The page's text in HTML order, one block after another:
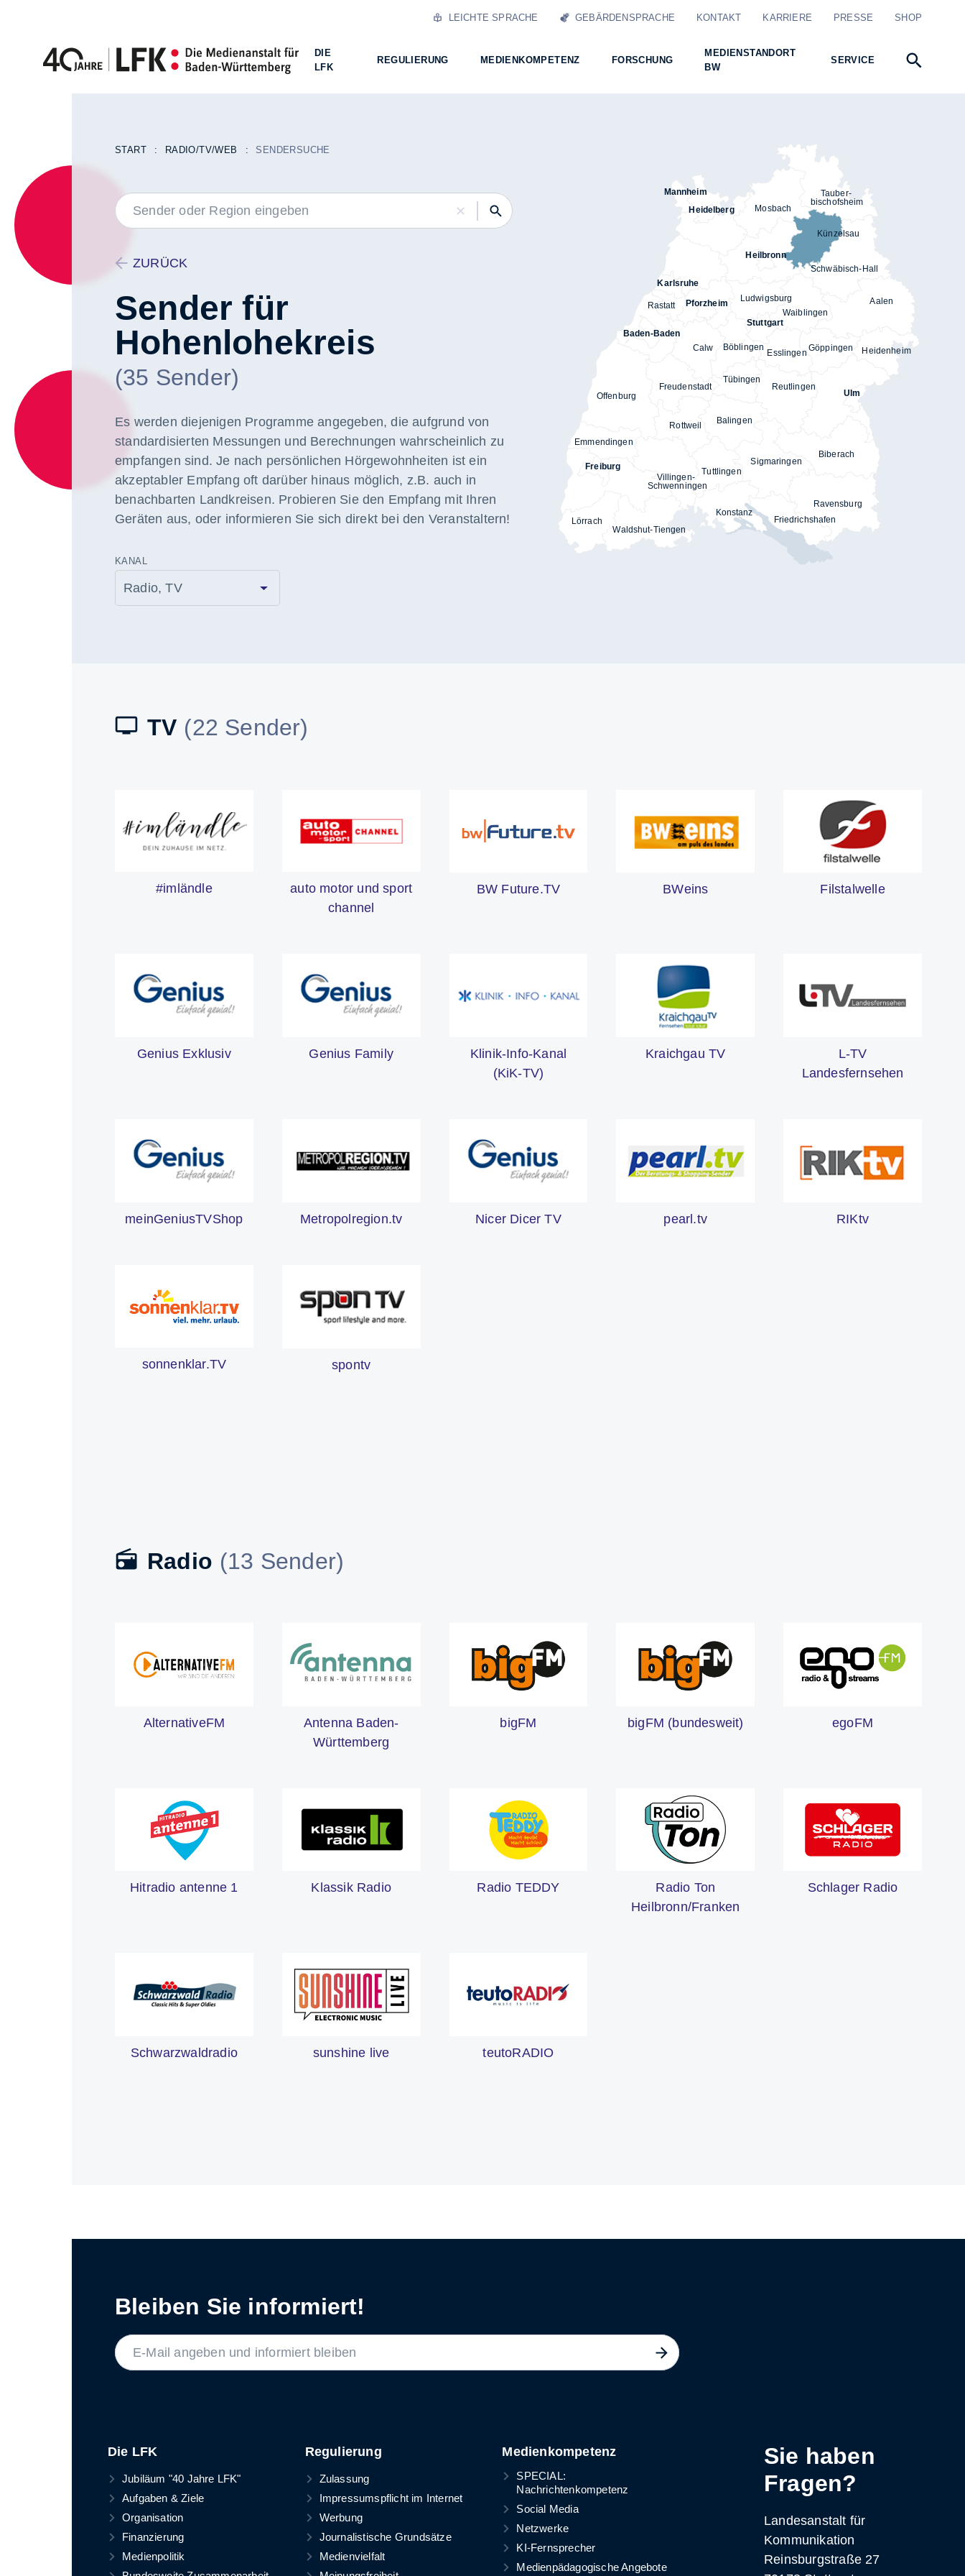
DIE
LFK
REGULIERUNG MEDIENKOMPETENZ FORSCHUNG
MEDIENSTANDORT
BW
SERVICE
LEICHTE SPRACHE GEBÄRDENSPRACHE KONTAKT KARRIERE PRESSE SHOP
START RADIO/TV/WEB SENDERSUCHE
LABEL
ZURÜCK
Sender für
Hohenlohekreis
(35 Sender)
Es werden diejenigen Programme angegeben, die aufgrund von
standardisierten Messungen und Berechnungen wahrscheinlich zu
empfangen sind. Je nach persönlichen Hörgewohnheiten ist ein
akzeptabler Empfang oft darüber hinaus möglich, z.B. auch in
benachbarten Landkreisen. Probieren Sie den Empfang mit Ihren
Geräten aus, oder informieren Sie sich direkt bei den Veranstaltern!
KANAL
Heidelberg
Ulm
Stuttgart
Freudenstadt
Tübingen
Tauber-
bischofsheim
Reutlingen
Waiblingen
Ravensburg
Balingen
Waldshut-Tiengen
Tuttlingen
Sigmaringen
Villingen-
Schwenningen
Schwäbisch-Hall
Rottweil
Mosbach
Ludwigsburg
Lörrach
Konstanz
Rastatt
Karlsruhe
Künzelsau
Heilbronn
Heidenheim
Göppingen
Esslingen
Emmendingen
Calw
Freiburg
Böblingen
Friedrichshafen
Biberach
Pforzheim
Mannheim
Baden-Baden
Offenburg
Aalen
TV (22 Sender)
#imländle
auto motor und sport
channel
BW Future.TV BWeins Filstalwelle
Genius Exklusiv Genius Family
Klinik-Info-Kanal
(KiK-TV)
Kraichgau TV
L-TV
Landesfernsehen
meinGeniusTVShop Metropolregion.tv Nicer Dicer TV pearl.tv RIKtv
sonnenklar.TV spontv
Radio (13 Sender)
AlternativeFM
Antenna Baden-
Württemberg
bigFM bigFM (bundesweit) egoFM
Hitradio antenne 1 Klassik Radio Radio TEDDY
Radio Ton
Heilbronn/Franken
Schlager Radio
Schwarzwaldradio sunshine live teutoRADIO
Bleiben Sie informiert!
LABEL
Die LFK
Jubiläum "40 Jahre LFK"
Aufgaben & Ziele
Organisation
Finanzierung
Medienpolitik
Regulierung
Zulassung
Impressumspflicht im Internet
Werbung
Journalistische Grundsätze
Medienvielfalt
Medienkompetenz
SPECIAL:
Nachrichtenkompetenz
Social Media
Netzwerke
KI-Fernsprecher
Medienpädagogische Angebote
Sie haben
Fragen?
Landesanstalt für
Kommunikation
Reinsburgstraße 27